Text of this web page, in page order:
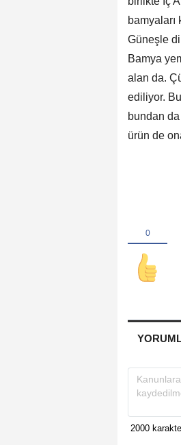
Güneşle
Bamya
alan da.
ediliyor.
bundan
ürün de